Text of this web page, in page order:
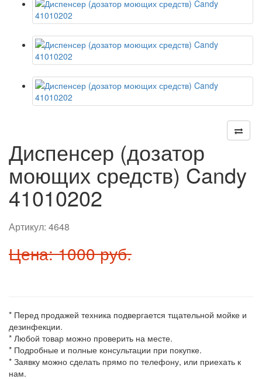
Диспенсер (дозатор
моющих средств) Candy
41010202
Артикул: 4648
Цена: 1000 руб.
* Перед продажей техника подвергается тщательной мойке и
дезинфекции.
* Любой товар можно проверить на месте.
* Подробные и полные консультации при покупке.
* Заявку можно сделать прямо по телефону, или приехать к
нам.